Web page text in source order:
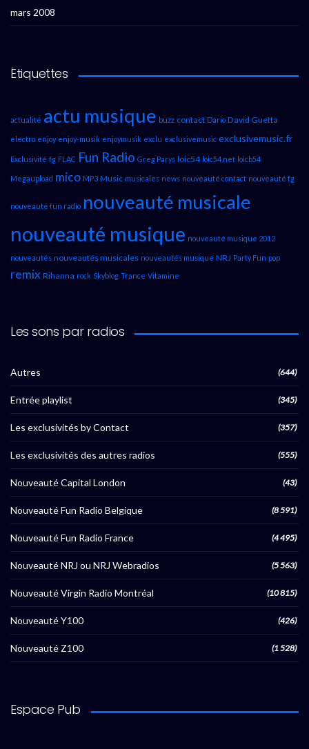
mars 2008
Étiquettes
actualité actu musique buzz contact Dario David Guetta
electro enjoy enjoy-musik enjoymusik exclu exclusivemusic exclusivemusic.fr
Exclusivité fg FLAC Fun Radio Greg Parys loic54 loic54.net loicb54
Megaupload mico MP3 Music musicales news nouveauté contact nouveauté fg
nouveauté fun radio nouveauté musicale
nouveauté musique nouveauté musique 2012
nouveautés nouveautés musicales nouveautés musique NRJ Party Fun pop
remix Rihanna rock Skyblog Trance Vitamine
Les sons par radios
Autres (644)
Entrée playlist (345)
Les exclusivités by Contact (357)
Les exclusivités des autres radios (555)
Nouveauté Capital London (43)
Nouveauté Fun Radio Belgique (8 591)
Nouveauté Fun Radio France (4 495)
Nouveauté NRJ ou NRJ Webradios (5 563)
Nouveauté Virgin Radio Montréal (10 815)
Nouveauté Y100 (426)
Nouveauté Z100 (1 528)
Espace Pub